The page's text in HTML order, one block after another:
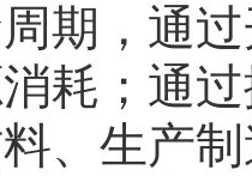
期，通
耗；通
、生产